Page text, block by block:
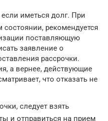
иметься долг. При
рекомендуется
поставляющую
заявление о
рассрочки.
а вернее, действующие
что отказать не
следует взять
и отправиться на прием